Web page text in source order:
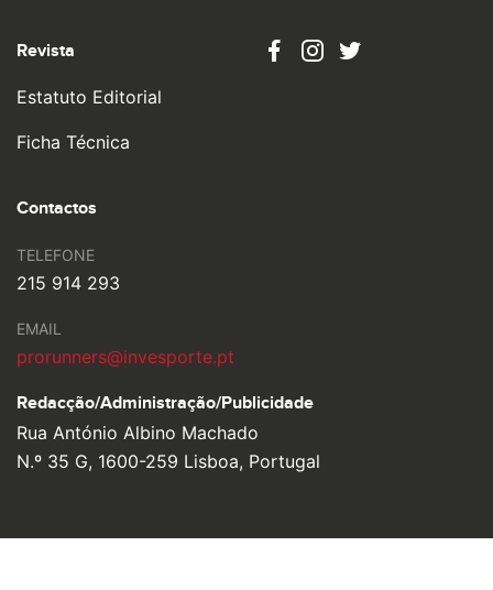
Revista
Estatuto Editorial
Ficha Técnica
Contactos
TELEFONE
215 914 293
EMAIL
prorunners@invesporte.pt
Redacção/Administração/Publicidade
Rua António Albino Machado
N.º 35 G, 1600-259 Lisboa, Portugal